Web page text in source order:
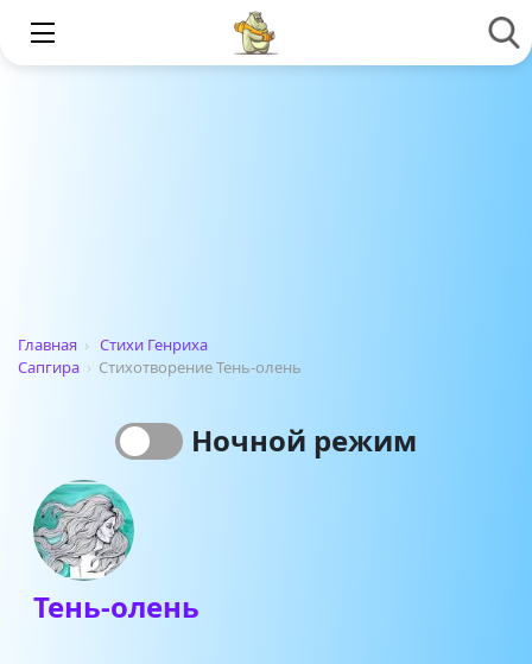
Главная › Стихи Генриха
Сапгира › Стихотворение Тень-олень
Ночной режим
Тень-олень